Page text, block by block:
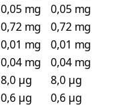
0,05 mg
0,05 mg
0,72 mg
0,72 mg
0,01 mg
0,01 mg
0,04 mg
0,04 mg
8,0 µg
8,0 µg
0,6 µg
0,6 µg